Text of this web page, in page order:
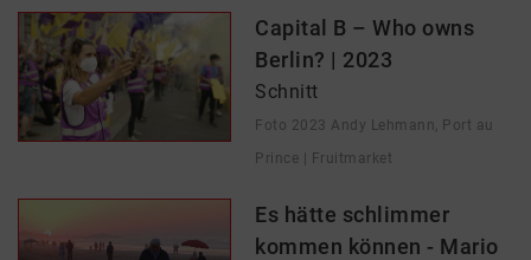
Capital B – Who owns
Berlin? | 2023
Schnitt
Foto 2023 Andy Lehmann, Port au
Prince | Fruitmarket
Es hätte schlimmer
kommen können - Mario